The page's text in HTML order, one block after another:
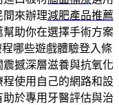
間來辦理減肥產品推薦
助你在選擇手術方案
哪些遊戲體驗登入條
撼深層滋養與抗氧化
使用自己的網路和設
於專用牙醫評估與治